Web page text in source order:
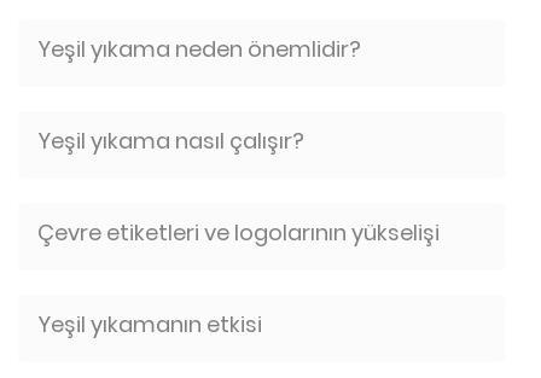
Yeşil yıkama neden önemlidir?
Yeşil yıkama nasıl çalışır?
Çevre etiketleri ve logolarının yükselişi
Yeşil yıkamanın etkisi